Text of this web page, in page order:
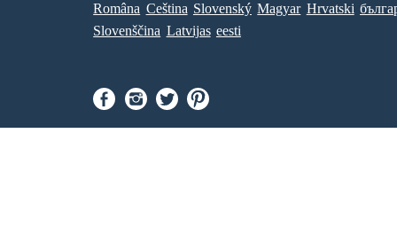
Româna Ceština Slovenský Magyar Hrvatski
Slovenščina Latvijas eesti